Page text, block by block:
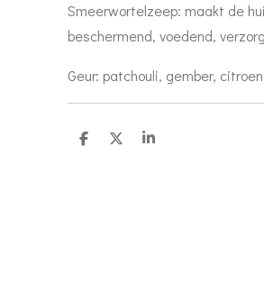
Smeerwortelzeep: maakt de
beschermend, voedend,
Geur: patchouli, gember,
D
D
S